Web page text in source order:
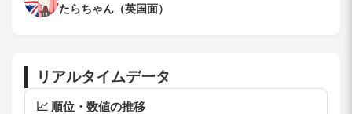
たらちゃん（英国面）
リアルタイムデータ
📈 順位・数値の推移